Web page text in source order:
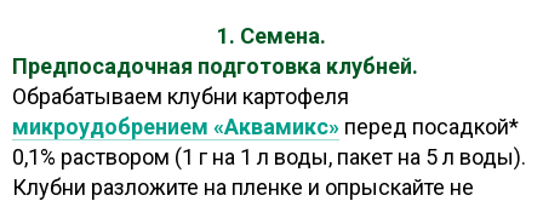
1. Семена.
Предпосадочная подготовка клубней.
Обрабатываем клубни картофеля
микроудобрением «Аквамикс» перед посадкой*
0,1% раствором (1 г на 1 л воды, пакет на 5 л воды).
Клубни разложите на пленке и опрыскайте не